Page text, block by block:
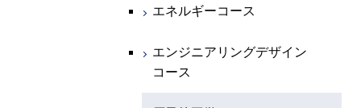
エネルギーコース
エンジニアリングデザイン
コース